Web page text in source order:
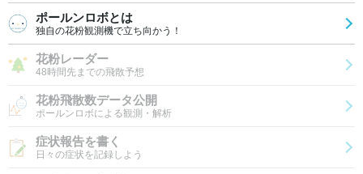
ポールンロボとは
独自の花粉観測機で立ち向かう！
花粉レーダー
48時間先までの飛散予想
花粉飛散数データ公開
ポールンロボによる観測・解析
症状報告を書く
日々の症状を記録しよう